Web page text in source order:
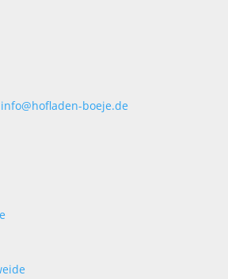
info@hofladen-boeje.de